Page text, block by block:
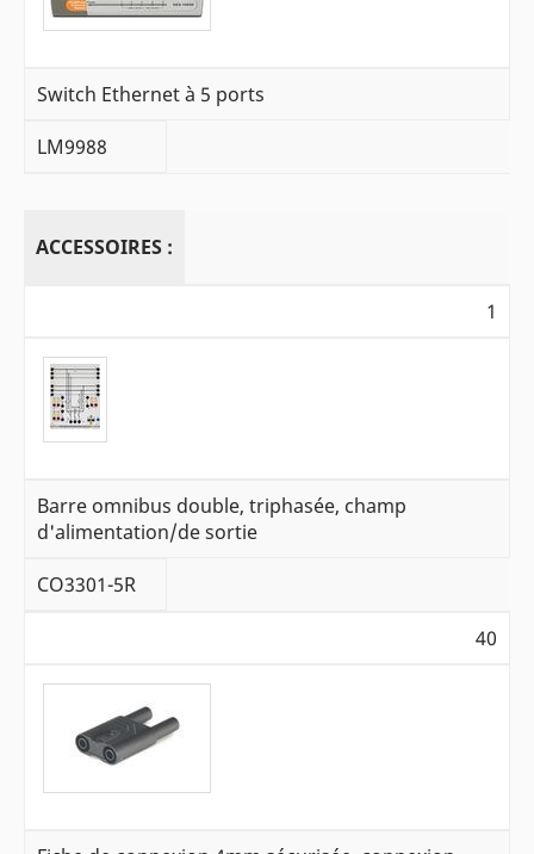
Switch Ethernet à 5 ports
LM9988
ACCESSOIRES :
1
Barre omnibus double, triphasée, champ
d'alimentation/de sortie
CO3301-5R
40